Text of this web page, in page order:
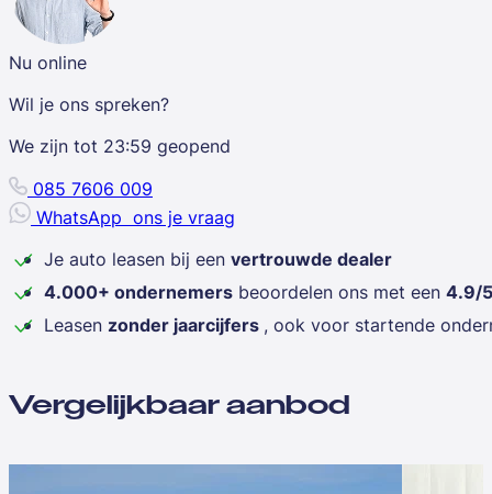
Nu online
Wil je ons spreken?
We zijn tot 23:59 geopend
085 7606 009
WhatsApp ons je vraag
Je auto leasen bij een vertrouwde dealer
4.000+ ondernemers beoordelen ons met een 4.9/5
Leasen zonder jaarcijfers , ook voor startende
Vergelijkbaar aanbod